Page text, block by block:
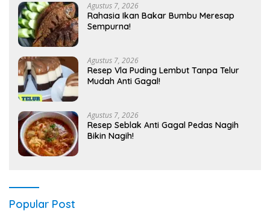
Agustus 7, 2026
Rahasia Ikan Bakar Bumbu Meresap
Sempurna!
Agustus 7, 2026
Resep Vla Puding Lembut Tanpa Telur
Mudah Anti Gagal!
Agustus 7, 2026
Resep Seblak Anti Gagal Pedas Nagih
Bikin Nagih!
Popular Post